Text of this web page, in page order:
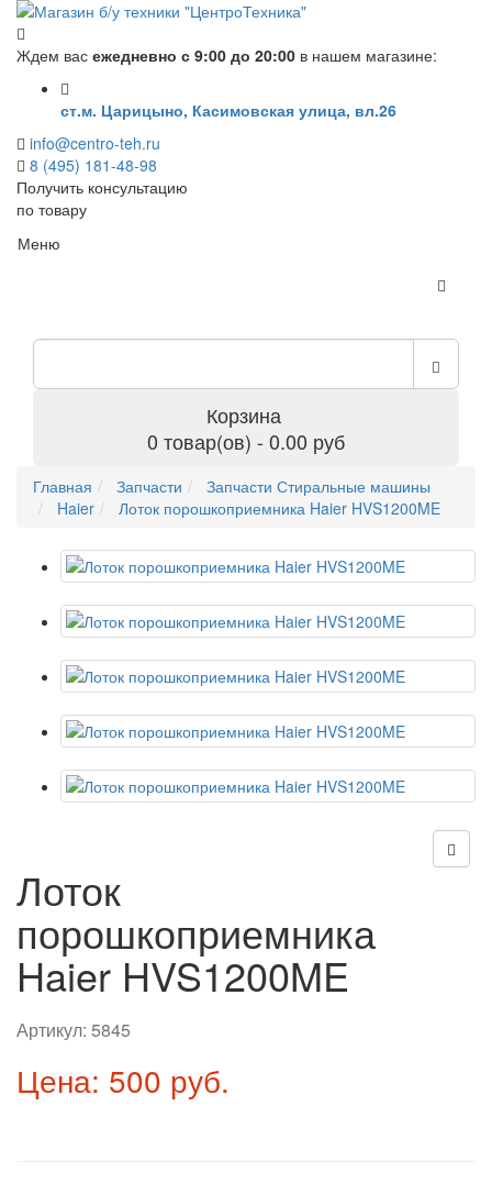
Ждем вас ежедневно с 9:00 до 20:00 в нашем магазине:
ст.м. Царицыно, Касимовская улица, вл.26
info@centro-teh.ru
8 (495) 181-48-98
Получить консультацию
по товару
Меню
Корзина
0 товар(ов) - 0.00 руб
Главная Запчасти
Запчасти Стиральные машины
Haier
Лоток порошкоприемника Haier HVS1200ME
Лоток
порошкоприемника
Haier HVS1200ME
Артикул: 5845
Цена: 500 руб.